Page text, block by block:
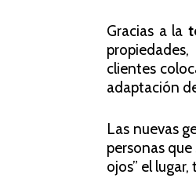
Gracias a la
clientes
adaptación
Las nuevas
personas
ojos” el